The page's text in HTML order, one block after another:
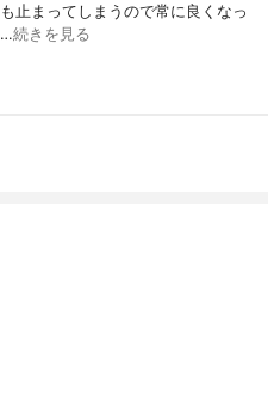
止まってしまうので常に良くなっ
…続きを見る